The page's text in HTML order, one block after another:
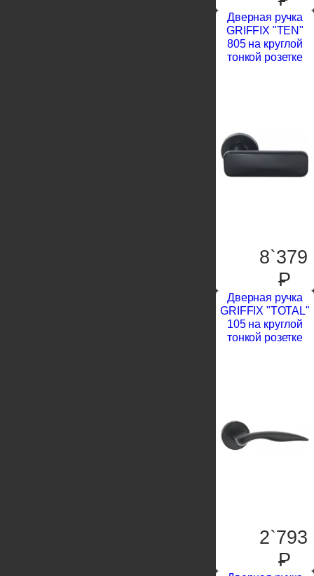
Дверная ручка
GRIFFIX "TEN"
805 на круглой
тонкой розетке
8`379
P
Дверная ручка
GRIFFIX "TOTAL"
105 на круглой
тонкой розетке
2`793
P